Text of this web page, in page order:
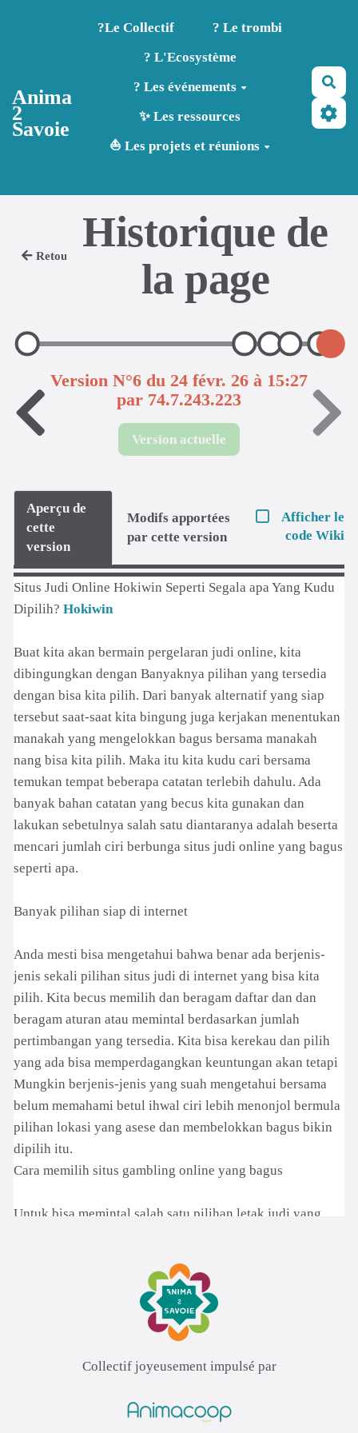
Aller au contenu principal
Anima
2
Savoie
?️Le Collectif
? Le trombi
? L'Ecosystème
? Les événements
✨ Les ressources
⛵ Les projets et réunions
Retour
Historique de
la page
Version N°6 du 24 févr. 26 à 15:27
par 74.7.243.223
Version actuelle
Aperçu de
cette
version
Modifs apportées
par cette version
Afficher le
code Wiki
Collectif joyeusement impulsé par